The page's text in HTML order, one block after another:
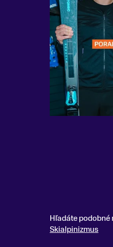
Hľadáte podobné
Skialpinizmus